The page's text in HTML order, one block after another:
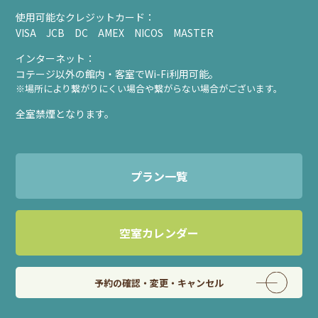
使用可能なクレジットカード：
VISA JCB DC AMEX NICOS MASTER
インターネット：
コテージ以外の館内・客室でWi-Fi利用可能。
※場所により繋がりにくい場合や繋がらない場合がございます。
全室禁煙となります。
プラン一覧
空室カレンダー
予約の確認・変更・キャンセル